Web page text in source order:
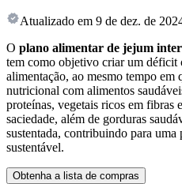
Atualizado em 9 de dez. de
O plano alimentar de jejum
tem como objetivo criar um déficit
alimentação, ao mesmo tempo
nutricional com alimentos
proteínas, vegetais ricos em fibras
saciedade, além de gorduras
sustentada, contribuindo para uma
sustentável.
Obtenha a lista de compras